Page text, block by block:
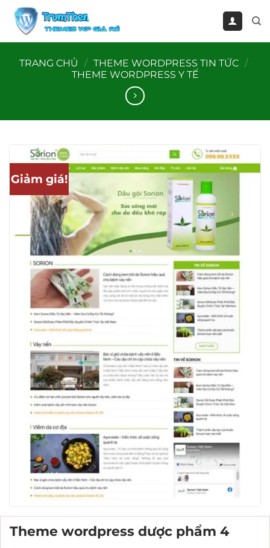
qua
TRANG CHỦ
/ THEME WORDPRESS TIN TỨC /
THEME WORDPRESS Y TẾ
Giảm giá!
Theme wordpress dược phẩm 4